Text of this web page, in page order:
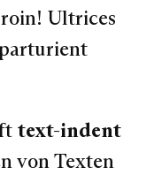
Ultrices
text-indent
von Texten